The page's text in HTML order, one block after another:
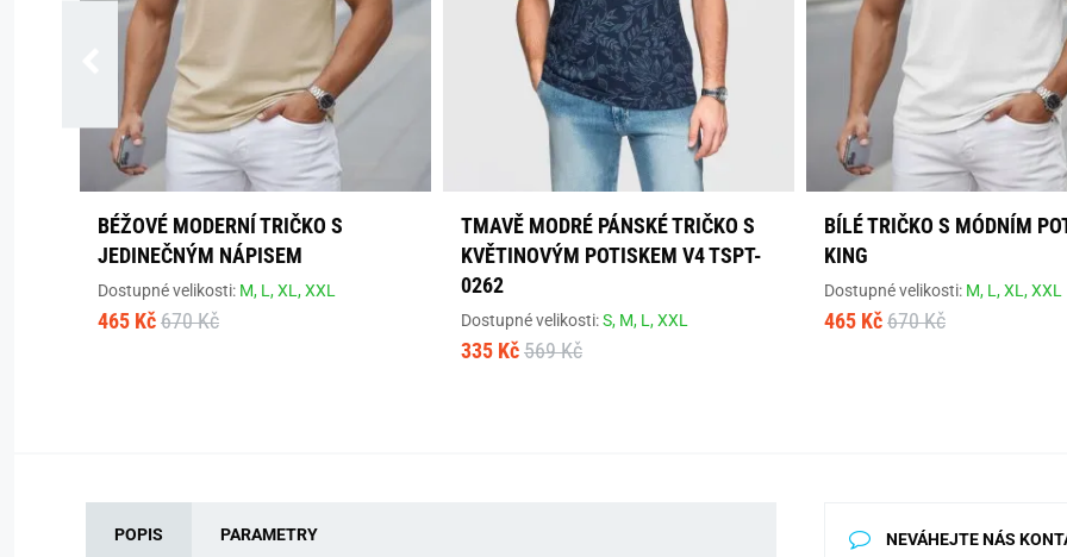
BÉŽOVÉ MODERNÍ TRIČKO S
JEDINEČNÝM NÁPISEM
Dostupné velikosti: M, L,XL,XXL
465 Kč 670 Kč
TMAVĚ MODRÉ PÁNSKÉ TRIČKO S
KVĚTINOVÝM POTISKEM V4 TSPT-
0262
Dostupné velikosti:S, M, L,XXL
335 Kč 569 Kč
BÍLÉ TRIČKO S MÓDNÍM
KING
Dostupné velikosti: M, L,XL,XXL
465 Kč 670 Kč
POPIS PARAMETRY NEVÁHEJTE NÁS